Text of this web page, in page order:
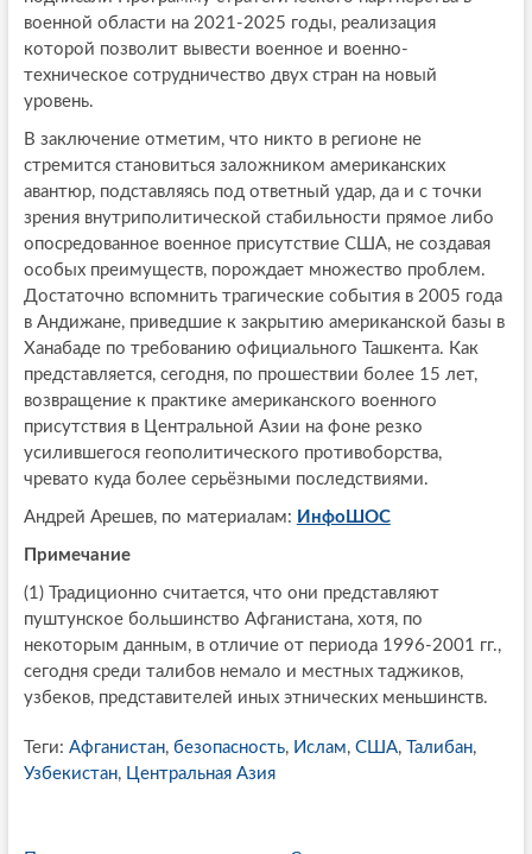
военной области на 2021-2025 годы, реализация
которой позволит вывести военное и военно-
техническое сотрудничество двух стран на новый
уровень.
В заключение отметим, что никто в регионе не
стремится становиться заложником американских
авантюр, подставляясь под ответный удар, да и с точки
зрения внутриполитической стабильности прямое либо
опосредованное военное присутствие США, не создавая
особых преимуществ, порождает множество проблем.
Достаточно вспомнить трагические события в 2005 года
в Андижане, приведшие к закрытию американской базы в
Ханабаде по требованию официального Ташкента. Как
представляется, сегодня, по прошествии более 15 лет,
возвращение к практике американского военного
присутствия в Центральной Азии на фоне резко
усилившегося геополитического противоборства,
чревато куда более серьёзными последствиями.
Андрей Арешев, по материалам: ИнфоШОС
Примечание
(1) Традиционно считается, что они представляют
пуштунское большинство Афганистана, хотя, по
некоторым данным, в отличие от периода 1996-2001 гг.,
сегодня среди талибов немало и местных таджиков,
узбеков, представителей иных этнических меньшинств.
Теги: Афганистан, безопасность, Ислам, США, Талибан,
Узбекистан, Центральная Азия